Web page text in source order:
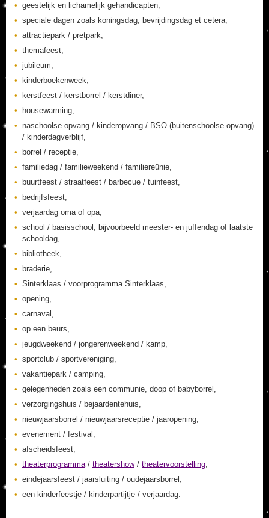
geestelijk en lichamelijk gehandicapten,
speciale dagen zoals koningsdag, bevrijdingsdag et cetera,
attractiepark / pretpark,
themafeest,
jubileum,
kinderboekenweek,
kerstfeest / kerstborrel / kerstdiner,
housewarming,
naschoolse opvang / kinderopvang / BSO (buitenschoolse opvang)
/ kinderdagverblijf,
borrel / receptie,
familiedag / familieweekend / familiereünie,
buurtfeest / straatfeest / barbecue / tuinfeest,
bedrijfsfeest,
verjaardag oma of opa,
school / basisschool, bijvoorbeeld meester- en juffendag of laatste
schooldag,
bibliotheek,
braderie,
Sinterklaas / voorprogramma Sinterklaas,
opening,
carnaval,
op een beurs,
jeugdweekend / jongerenweekend / kamp,
sportclub / sportvereniging,
vakantiepark / camping,
gelegenheden zoals een communie, doop of babyborrel,
verzorgingshuis / bejaardentehuis,
nieuwjaarsborrel / nieuwjaarsreceptie / jaaropening,
evenement / festival,
afscheidsfeest,
theaterprogramma/ theatershow/ theatervoorstelling,
eindejaarsfeest / jaarsluiting / oudejaarsborrel,
een kinderfeestje / kinderpartijtje / verjaardag.